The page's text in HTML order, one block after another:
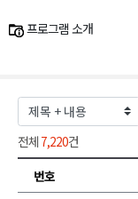
프로그램 소개
전체 7,220건
번호